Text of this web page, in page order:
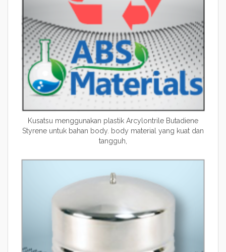
Kusatsu menggunakan plastik Arcylontrile Butadiene
Styrene untuk bahan body. body material yang kuat dan
tangguh,